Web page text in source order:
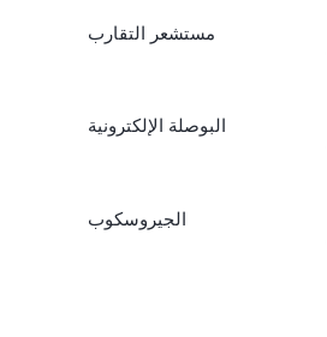
مستشعر التقارب
البوصلة الإلكترونية
الجيروسكوب